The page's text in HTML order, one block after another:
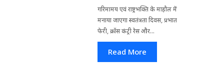
गरिमामय एवं राष्ट्रभक्ति के माहौल में
मनाया जाएगा स्वतंत्रता दिवस, प्रभात
फेरी, क्रॉस कंट्री रेस और...
Read More